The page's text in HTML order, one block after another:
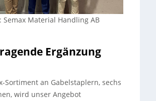
Semax Material Handling AB
Ergänzung
Sortiment an Gabelstaplern, sechs
wird unser Angebot